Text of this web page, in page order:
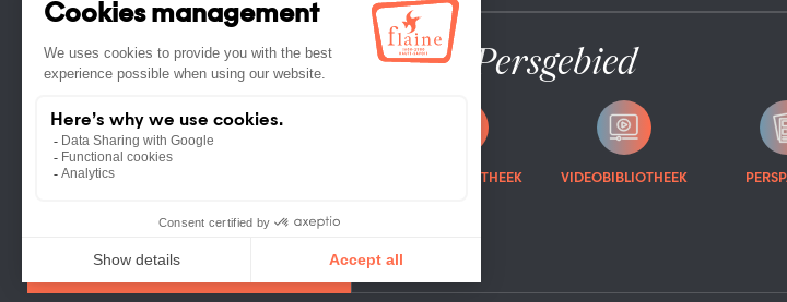
FLAINE FORUM – 74300 FLAINE
TEL. +33 (0)4 50 90 80 01 Pro / Persgebied
FOTOBIBLIOTHEEK VIDEOBIBLIOTHEEK